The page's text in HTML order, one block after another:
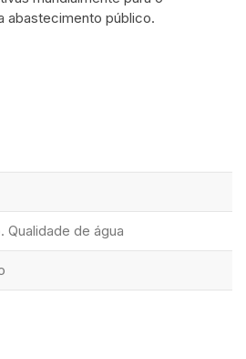
abastecimento público.
Qualidade de água